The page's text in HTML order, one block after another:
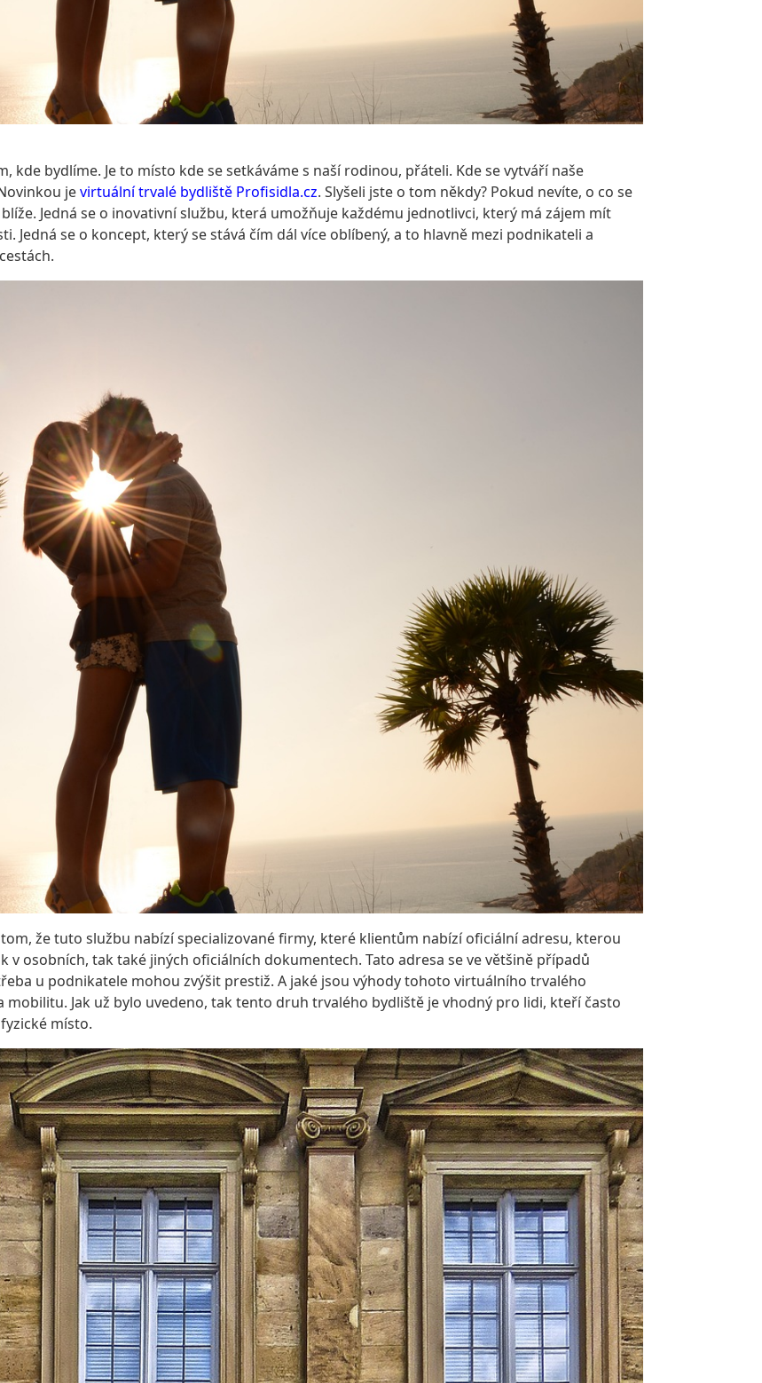
kde bydlíme. Je to místo kde se setkáváme s naší rodinou, přáteli. Kde se vytváří naše
jevirtuální trvalé bydliště Profisidla.cz. Slyšeli jste o tom někdy? Pokud nevíte, o co se
Jedná se o inovativní službu, která umožňuje každému jednotlivci, který má zájem mít
Jedná se o koncept, který se stává čím dál více oblíbený, a to hlavně mezi podnikateli a
že tuto službu nabízí specializované firmy, které klientům nabízí oficiální adresu, kterou
osobních, tak také jiných oficiálních dokumentech. Tato adresa se ve většině případů
u podnikatele mohou zvýšit prestiž. A jaké jsou výhody tohoto virtuálního trvalého
Jak už bylo uvedeno, tak tento druh trvalého bydliště je vhodný pro lidi, kteří často
místo.